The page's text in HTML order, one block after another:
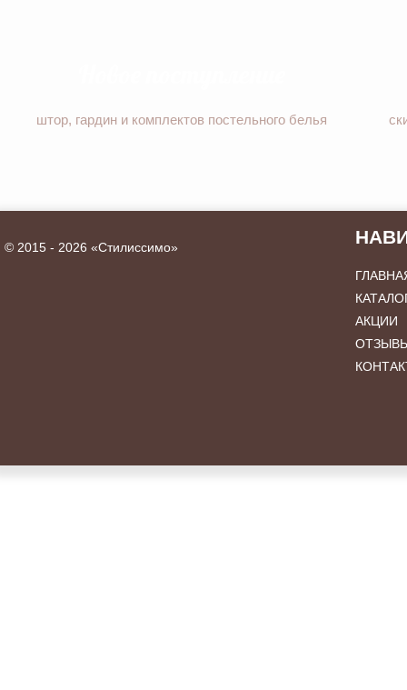
штор, гардин и комплектов постельного белья
© 2015 - 2026 «Стилиссимо»
АКЦИИ